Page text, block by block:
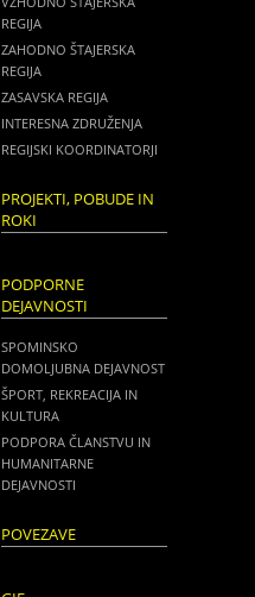
REGIJA
ZAHODNO ŠTAJERSKA
REGIJA
ZASAVSKA REGIJA
INTERESNA ZDRUŽENJA
REGIJSKI KOORDINATORJI
PROJEKTI, POBUDE IN
ROKI
PODPORNE
DEJAVNOSTI
SPOMINSKO
DOMOLJUBNA DEJAVNOST
ŠPORT, REKREACIJA IN
KULTURA
PODPORA ČLANSTVU IN
HUMANITARNE
DEJAVNOSTI
POVEZAVE